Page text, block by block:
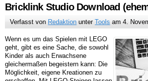
Bricklink Studio Download
Verfasst von Redaktion unterTools am4.
Wenn es um das Spielen mit LEGO
geht, gibt es eine Sache, die sowohl
Kinder als auch Erwachsene
gleichermaßen begeistern kann: Die
Möglichkeit, eigene Kreationen zu